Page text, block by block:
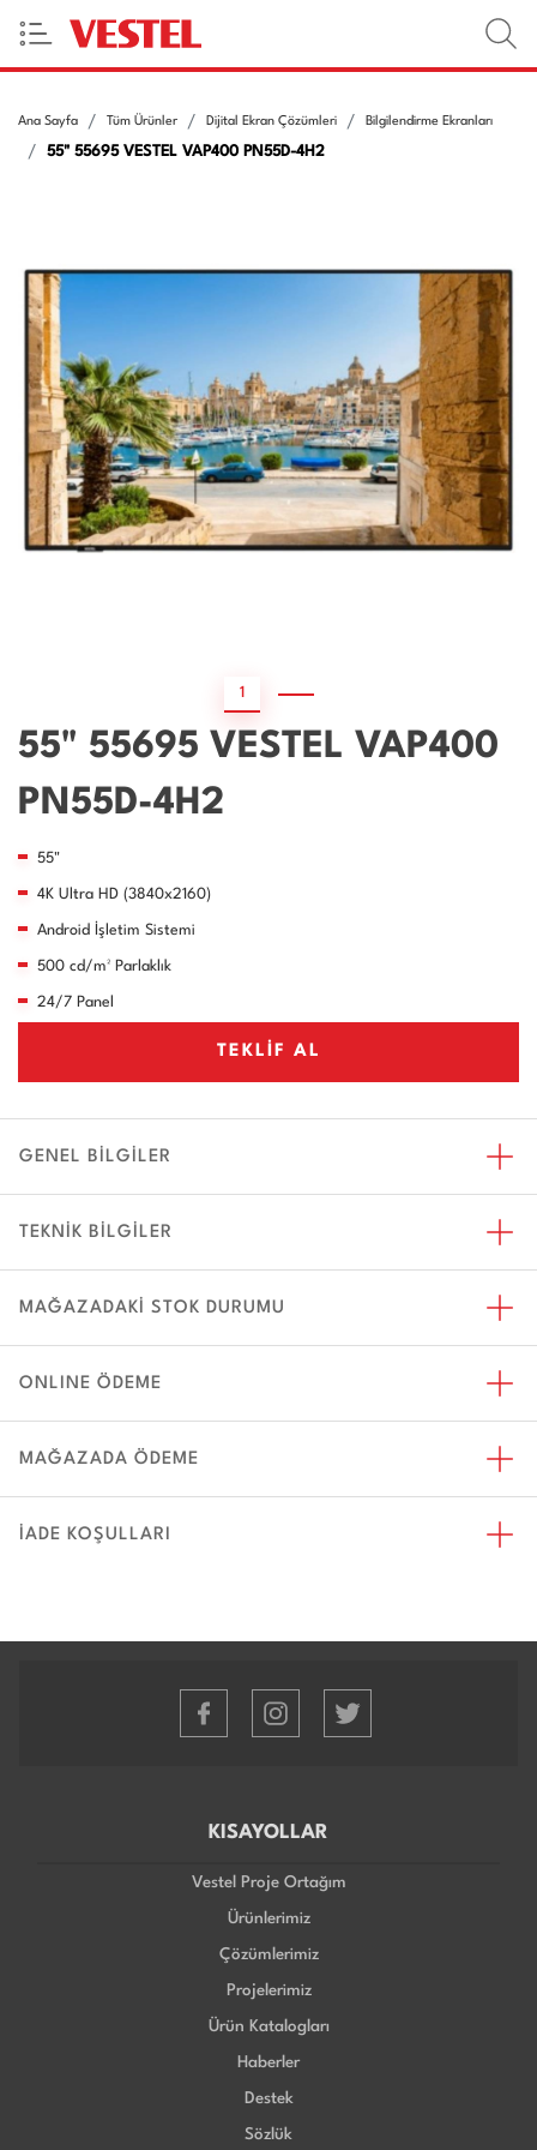
Ana Sayfa Tüm Ürünler Dijital Ekran Çözümleri Bilgilendirme Ekranları
55" 55695 VESTEL VAP400 PN55D-4H2
1
55" 55695 VESTEL VAP400
PN55D-4H2
55"
4K Ultra HD (3840x2160)
Android İşletim Sistemi
500 cd/m² Parlaklık
24/7 Panel
TEKLİF AL
GENEL BİLGİLER
TEKNİK BİLGİLER
MAĞAZADAKİ STOK DURUMU
ONLINE ÖDEME
MAĞAZADA ÖDEME
İADE KOŞULLARI
KISAYOLLAR
Vestel Proje Ortağım
Ürünlerimiz
Çözümlerimiz
Projelerimiz
Ürün Katalogları
Haberler
Destek
Sözlük